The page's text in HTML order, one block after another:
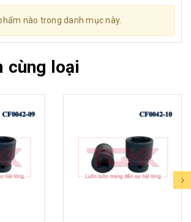
nào trong danh mục này.
cùng loại